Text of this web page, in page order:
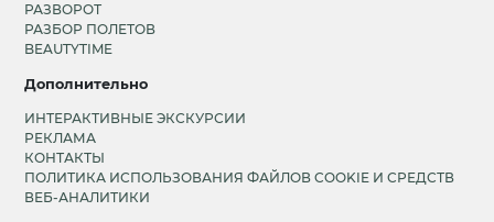
РАЗВОРОТ
РАЗБОР ПОЛЕТОВ
BEAUTYTIME
Дополнительно
ИНТЕРАКТИВНЫЕ ЭКСКУРСИИ
РЕКЛАМА
КОНТАКТЫ
ПОЛИТИКА ИСПОЛЬЗОВАНИЯ ФАЙЛОВ COOKIE И СРЕДСТВ
ВЕБ-АНАЛИТИКИ